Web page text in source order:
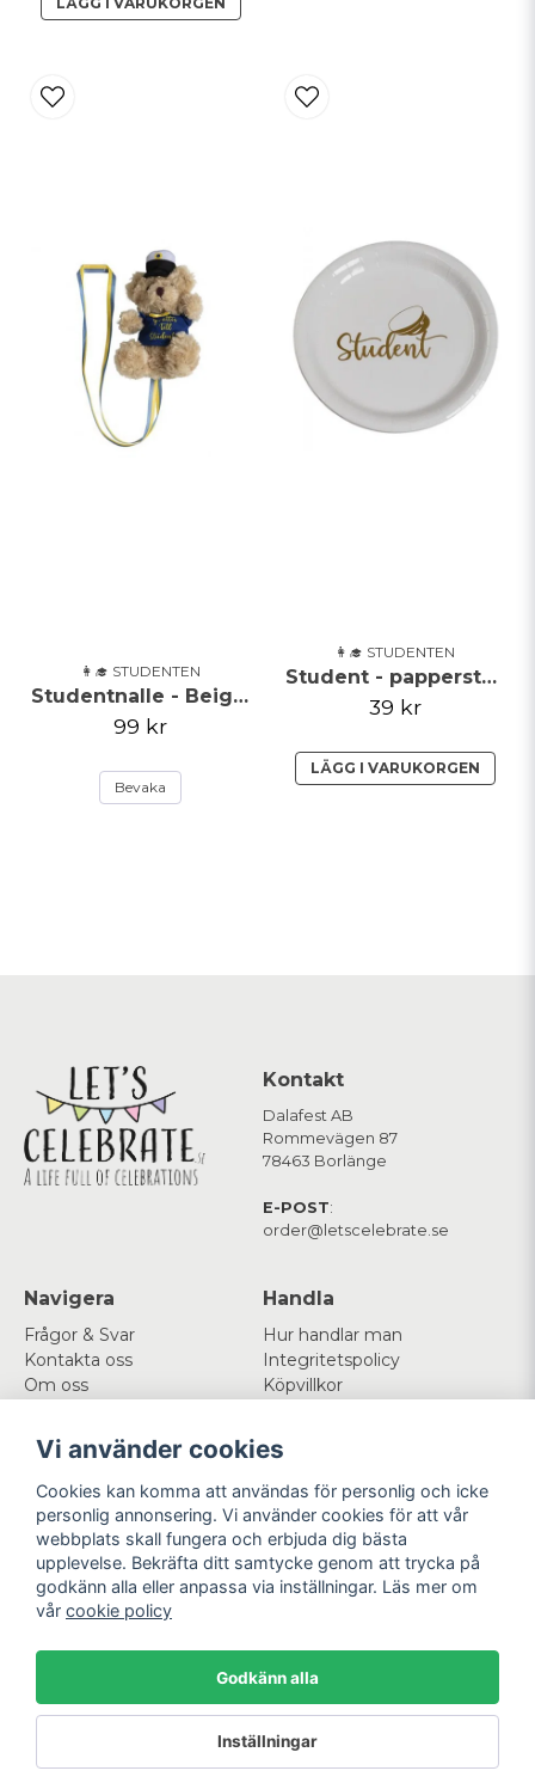
👩‍🎓 STUDENTEN
Studentnalle - Beige med tröja
99 kr
Bevaka
👩‍🎓 STUDENTEN
Student - papperstallrik - 8 pack
39 kr
LÄGG I VARUKORGEN
Kontakt
Dalafest AB
Rommevägen 87
78463 Borlänge
E-POST:
order@letscelebrate.se
Navigera
Frågor & Svar
Kontakta oss
Om oss
Handla
Hur handlar man
Integritetspolicy
Köpvillkor
Mitt konto
Logga in
Registrera dig
Glömt lösenord?
Följ oss
Facebook
Instagram
Betala enkelt Vi levererar med
Powered by Nyehandel AB
Vi använder cookies
Cookies kan komma att användas för personlig och icke
personlig annonsering. Vi använder cookies för att vår
webbplats skall fungera och erbjuda dig bästa
upplevelse. Bekräfta ditt samtycke genom att trycka på
godkänn alla eller anpassa via inställningar. Läs mer om
vår cookie policy
Godkänn alla
Inställningar